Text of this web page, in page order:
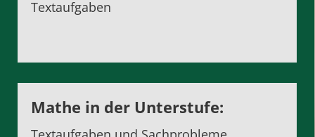
Textaufgaben
Mathe in der Unterstufe: